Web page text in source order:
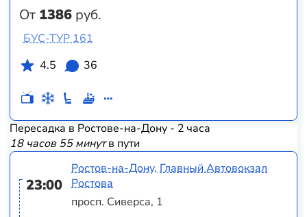
От 1386 руб.
БУС-ТУР 161
4.5
36
Пересадка в Ростове-на-Дону - 2 часа
18 часов 55 минутв пути
23:00
Ростов-на-Дону, Главный Автовокзал
Ростова
просп. Сиверса, 1